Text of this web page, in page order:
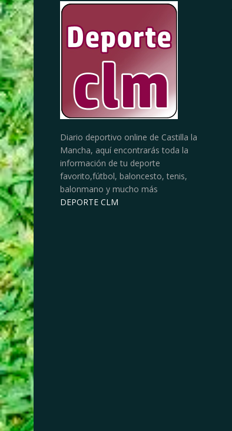
Diario deportivo online de Castilla la
Mancha, aquí encontrarás toda la
información de tu deporte
favorito,fútbol, baloncesto, tenis,
balonmano y mucho más
DEPORTE CLM